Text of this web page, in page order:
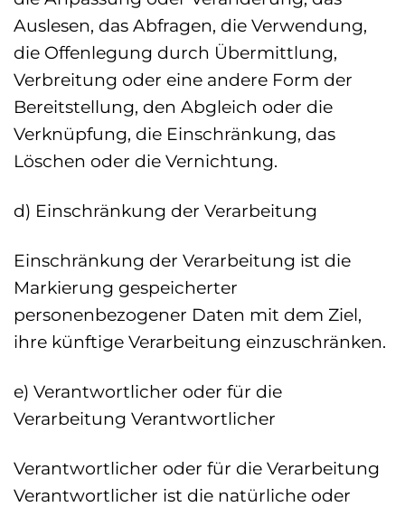
Auslesen, das Abfragen, die Verwendung,
die Offenlegung durch Übermittlung,
Verbreitung oder eine andere Form der
Bereitstellung, den Abgleich oder die
Verknüpfung, die Einschränkung, das
Löschen oder die Vernichtung.
d) Einschränkung der Verarbeitung
Einschränkung der Verarbeitung ist die
Markierung gespeicherter
personenbezogener Daten mit dem Ziel,
ihre künftige Verarbeitung einzuschränken.
e) Verantwortlicher oder für die
Verarbeitung Verantwortlicher
Verantwortlicher oder für die Verarbeitung
Verantwortlicher ist die natürliche oder